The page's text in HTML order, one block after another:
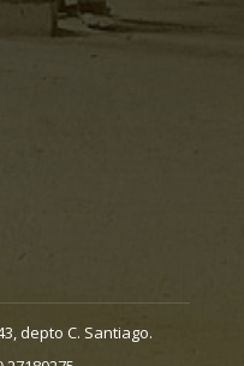
depto C. Santiago.